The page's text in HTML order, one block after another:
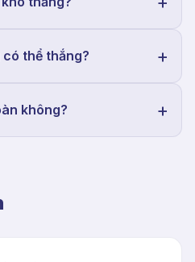
thể thắng?
không?